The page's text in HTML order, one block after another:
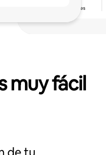
según huéspedes
muy fácil